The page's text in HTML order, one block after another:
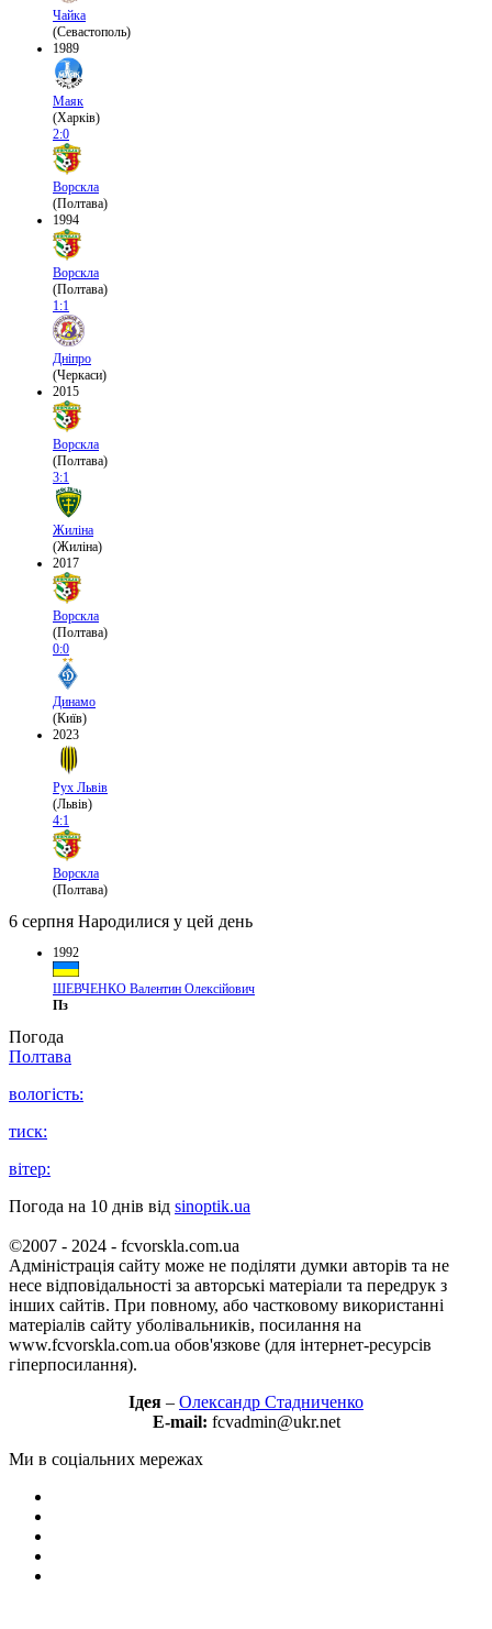
Чайка
(Севастополь)
1989
Маяк
(Харків)
2:0
Ворскла
(Полтава)
1994
Ворскла
(Полтава)
1:1
Дніпро
(Черкаси)
2015
Ворскла
(Полтава)
3:1
Жиліна
(Жиліна)
2017
Ворскла
(Полтава)
0:0
Динамо
(Київ)
2023
Рух Львів
(Львів)
4:1
Ворскла
(Полтава)
6 серпня Народилися у цей день
1992
ШЕВЧЕНКО Валентин Олексійович
Пз
Погода
Полтава
вологість:
тиск:
вітер:
Погода на 10 днів від sinoptik.ua
©2007 - 2024 - fcvorskla.com.ua
Адміністрація сайту може не поділяти думки авторів та не
несе відповідальності за авторські матеріали та передрук з
інших сайтів. При повному, або частковому використанні
матеріалів сайту уболівальників, посилання на
www.fcvorskla.com.ua обов'язкове (для інтернет-ресурсів
гіперпосилання).
Ідея – Олександр Стадниченко
E-mail: fcvadmin@ukr.net
Ми в соціальних мережах